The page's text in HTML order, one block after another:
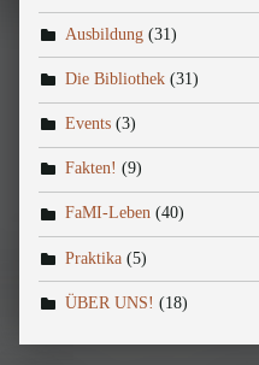
Ausbildung (31)
Die Bibliothek (31)
Events (3)
Fakten! (9)
FaMI-Leben (40)
Praktika (5)
ÜBER UNS! (18)